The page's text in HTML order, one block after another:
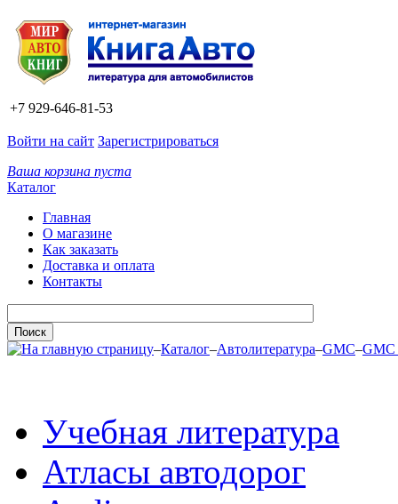
+7 929-646-81-53
Войти на сайт Зарегистрироваться
Ваша корзина пуста
Каталог
Главная
О магазине
Как заказать
Доставка и оплата
Контакты
–Каталог–Автолитература–GMC–GMC
Учебная литература
Атласы автодорог